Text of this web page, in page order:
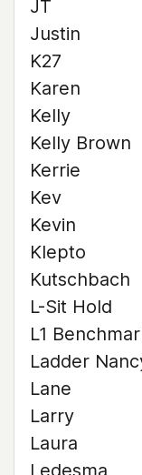
JT
Justin
K27
Karen
Kelly
Kelly Brown
Kerrie
Kev
Kevin
Klepto
Kutschbach
L-Sit Hold
L1
Ladder
Lane
Larry
Laura
Ledesma